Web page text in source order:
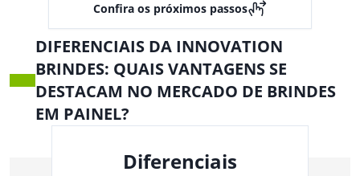
Confira os próximos passos
DIFERENCIAIS DA INNOVATION
BRINDES: QUAIS VANTAGENS SE
DESTACAM NO MERCADO DE BRINDES
EM PAINEL?
Diferenciais